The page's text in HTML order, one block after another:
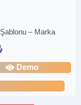
– Marka
Demo